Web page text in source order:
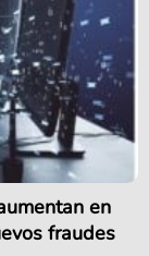
en
fraudes